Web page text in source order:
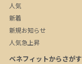
人気
新着
新規お知らせ
人気急上昇
ベネフィットからさがす